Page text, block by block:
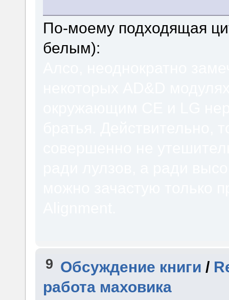
По-моему подходящая
белым):
9 Обсуждение книги /
работа маховика